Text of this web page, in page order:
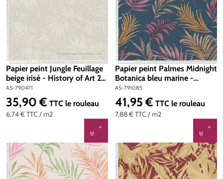
Papier peint Jungle Feuillage
beige irisé - History of Art 2
d'AS Création | Réf. AS-
790471
AS-790471
6,74 €TTC / m2
Prix régulier :
35,90 € TTC le rouleau
Papier peint Palmes Midnight
Botanica bleu marine -
Cosmoliving d'A.S. Création |
Réf. AS-791085
AS-791085
7,88 €TTC / m2
Prix régulier :
41,95 € TTC le rouleau